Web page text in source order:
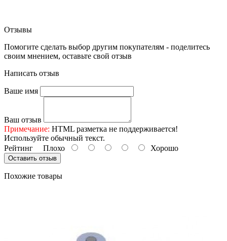
Отзывы
Помогите сделать выбор другим покупателям - поделитесь
своим мнением, оставьте свой отзыв
Написать отзыв
Ваше имя
Ваш отзыв
Примечание: HTML разметка не поддерживается!
Используйте обычный текст.
Рейтинг Плохо Хорошо
Оставить отзыв
Похожие товары